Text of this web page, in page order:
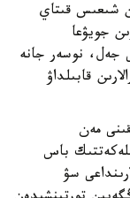
شىعىس قىتاي
جويۋعا
جەل، نوسەر جانە
قابىلداۋ
مەن
باس
سۋ